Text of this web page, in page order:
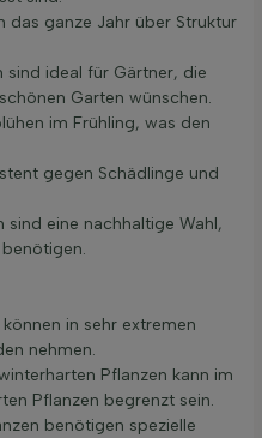
das ganze Jahr über Struktur
ideal für Gärtner, die
Garten wünschen.
im Frühling, was den
gegen Schädlinge und
eine nachhaltige Wahl,
in sehr extremen
nehmen.
Pflanzen kann im
Pflanzen begrenzt sein.
benötigen spezielle